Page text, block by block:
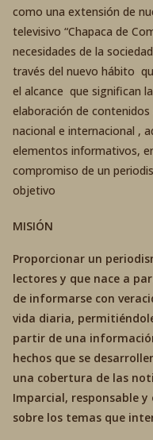
como una extensión de
televisivo “Chapaca de
necesidades de la
través del nuevo hábito
el alcance que significan
elaboración de
nacional e internacional ,
elementos informativos,
compromiso de un
objetivo
MISIÓN
Proporcionar un
lectores y que nace a
de informarse con
vida diaria,
partir de una
hechos que se
una cobertura de las
Imparcial, responsable
sobre los temas que